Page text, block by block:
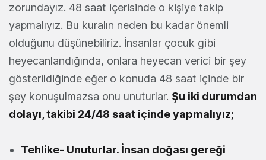
zorundayız. 48 saat içerisinde o kişiye takip
yapmalıyız. Bu kuralın neden bu kadar önemli
olduğunu düşünebiliriz. İnsanlar çocuk gibi
heyecanlandığında, onlara heyecan verici bir şey
gösterildiğinde eğer o konuda 48 saat içinde bir
şey konuşulmazsa onu unuturlar. Şu iki durumdan
dolayı, takibi 24/48 saat içinde yapmalıyız;
Tehlike- Unuturlar. İnsan doğası gereği